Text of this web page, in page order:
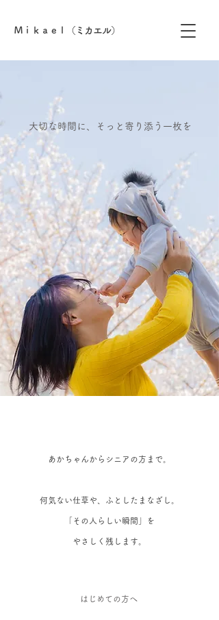
Ｍｉｋａｅｌ（ミカエル）​
​大切な時間に、そっと寄り添う一枚を
​あかちゃんからシニアの方まで。
何気ない仕草や、ふとしたまなざし。
「その人らしい瞬間」を
​やさしく残します。
​はじめての方へ